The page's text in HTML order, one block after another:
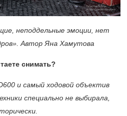
неподдельные эмоции, нет
Автор Яна Хамутова
снимать?
600 и самый ходовой объектив
специально не выбирала,